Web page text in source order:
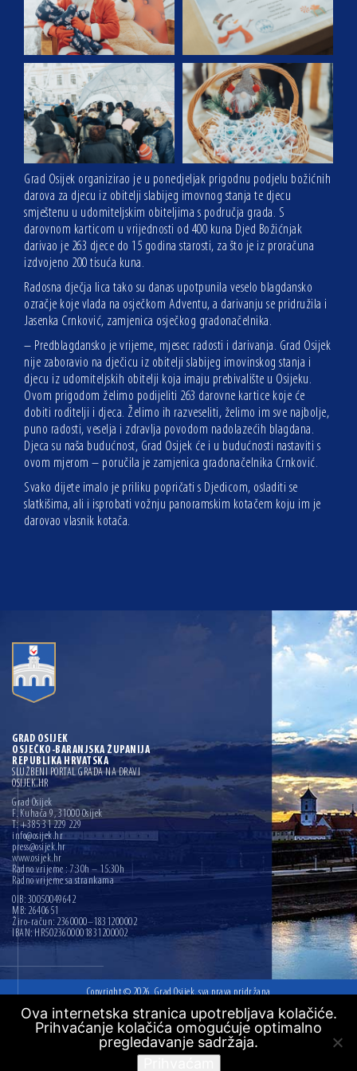
Grad Osijek organizirao je u ponedjeljak prigodnu podjelu božićnih
darova za djecu iz obitelji slabijeg imovnog stanja te djecu
smještenu u udomiteljskim obiteljima s područja grada. S
darovnom karticom u vrijednosti od 400 kuna Djed Božićnjak
darivao je 263 djece do 15 godina starosti, za što je iz proračuna
izdvojeno 200 tisuća kuna.
Radosna dječja lica tako su danas upotpunila veselo blagdansko
ozračje koje vlada na osječkom Adventu, a darivanju se pridružila i
Jasenka Crnković, zamjenica osječkog gradonačelnika.
– Predblagdansko je vrijeme, mjesec radosti i darivanja. Grad Osijek
nije zaboravio na dječicu iz obitelji slabijeg imovinskog stanja i
djecu iz udomiteljskih obitelji koja imaju prebivalište u Osijeku.
Ovom prigodom želimo podijeliti 263 darovne kartice koje će
dobiti roditelji i djeca. Želimo ih razveseliti, želimo im sve najbolje,
puno radosti, veselja i zdravlja povodom nadolazećih blagdana.
Djeca su naša budućnost, Grad Osijek će i u budućnosti nastaviti s
ovom mjerom – poručila je zamjenica gradonačelnika Crnković.
Svako dijete imalo je priliku popričati s Djedicom, osladiti se
slatkišima, ali i isprobati vožnju panoramskim kotačem koju im je
darovao vlasnik kotača.
GRAD OSIJEK
OSJEČKO-BARANJSKA ŽUPANIJA
REPUBLIKA HRVATSKA
SLUŽBENI PORTAL GRADA NA DRAVI
OSIJEK.HR
Grad Osijek
F. Kuhača 9, 31000 Osijek
T: +385 31 229 229
info@osijek.hr
press@osijek.hr
www.osijek.hr
Radno vrijeme : 7:30h – 15:30h
Radno vrijeme sa strankama
OIB: 30050049642
MB: 2640651
Žiro-račun: 2360000–1831200002
IBAN: HR5023600001831200002
Copyright © 2026. Grad Osijek, sva prava pridržana
Digitalna pristupačnost
Mapa web mjesta
Ova internetska stranica upotrebljava kolačiće.
Prihvaćanje kolačića omogućuje optimalno
pregledavanje sadržaja.